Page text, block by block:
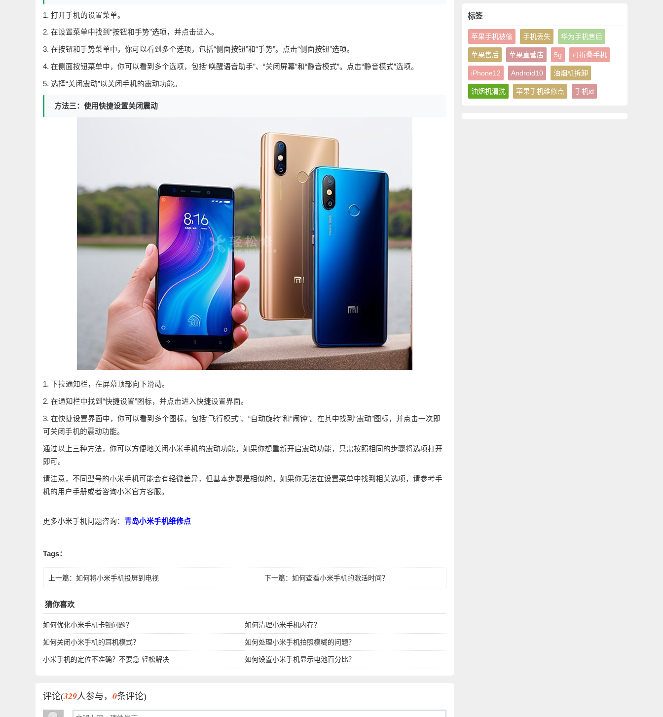
1. 打开手机的设置菜单。
2. 在设置菜单中找到“按钮和手势”选项，并点击进入。
3. 在按钮和手势菜单中，你可以看到多个选项，包括“侧面按钮”和“手势”。点击“侧面按钮”选项。
4. 在侧面按钮菜单中，你可以看到多个选项，包括“唤醒语音助手”、“关闭屏幕”和“静音模式”。点击“静音模式”选项。
5. 选择“关闭震动”以关闭手机的震动功能。
方法三：使用快捷设置关闭震动
1. 下拉通知栏，在屏幕顶部向下滑动。
2. 在通知栏中找到“快捷设置”图标，并点击进入快捷设置界面。
3. 在快捷设置界面中，你可以看到多个图标，包括“飞行模式”、“自动旋转”和“闹钟”。在其中找到“震动”图标，并点击一次即
可关闭手机的震动功能。
通过以上三种方法，你可以方便地关闭小米手机的震动功能。如果你想重新开启震动功能，只需按照相同的步骤将选项打开
即可。
请注意，不同型号的小米手机可能会有轻微差异，但基本步骤是相似的。如果你无法在设置菜单中找到相关选项，请参考手
机的用户手册或者咨询小米官方客服。
更多小米手机问题咨询： 青岛小米手机维修点
Tags：
上一篇： 如何将小米手机投屏到电视 下一篇：如何查看小米手机的激活时间？
猜你喜欢
如何优化小米手机卡顿问题？ 如何清理小米手机内存？
如何关闭小米手机的耳机模式？ 如何处理小米手机拍照模糊的问题？
小米手机的定位不准确？不要急 轻松解决 如何设置小米手机显示电池百分比？
评论(329人参与， 0条评论)
标签
苹果手机被偷 手机丢失 华为手机售后
苹果售后 苹果直营店 5g 可折叠手机
iPhone12 Android10 油烟机拆卸
油烟机清洗 苹果手机维修点 手机id